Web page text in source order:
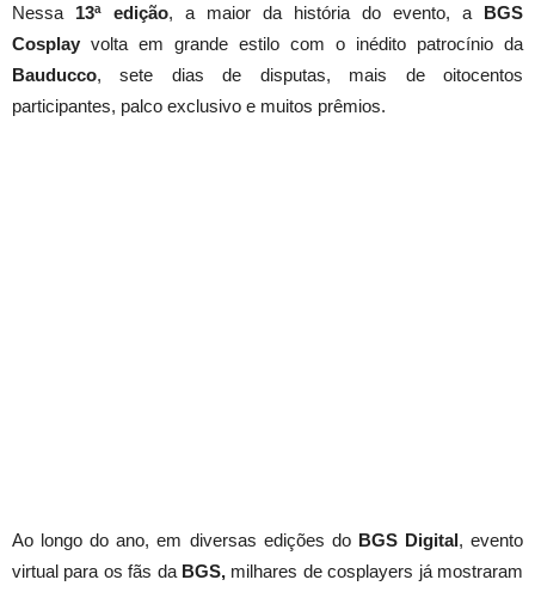
Nessa 13ª edição, a maior da história do evento, a BGS
Cosplay volta em grande estilo com o inédito patrocínio da
Bauducco, sete dias de disputas, mais de oitocentos
participantes, palco exclusivo e muitos prêmios.
Ao longo do ano, em diversas edições do BGS Digital, evento
virtual para os fãs da BGS, milhares de cosplayers já mostraram